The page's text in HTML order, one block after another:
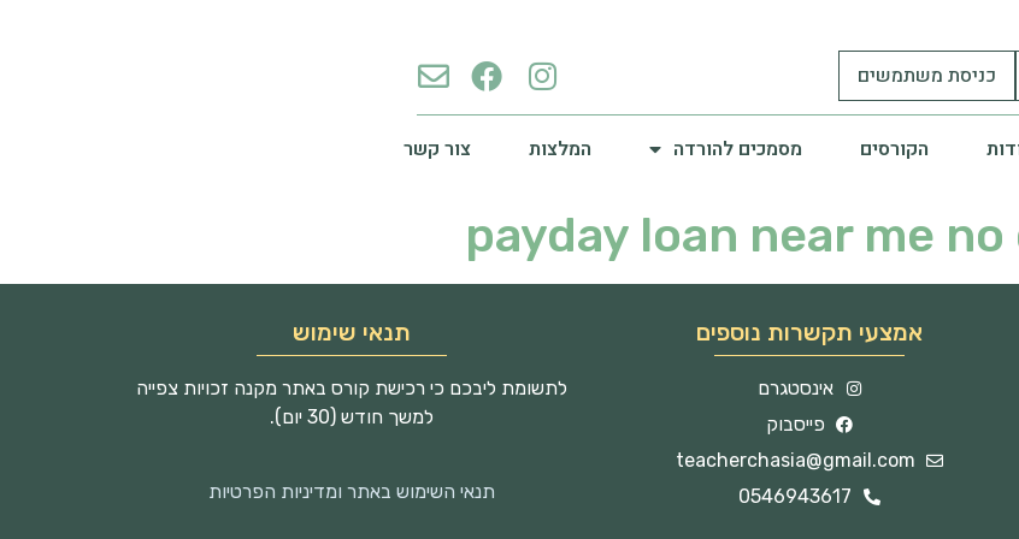
כניסת משתמשים
הקורסים מסמכים להורדה המלצות צור קשר
payday loan near me
אמצעי תקשרות נוספים
אינסטגרם
פייסבוק
teacherchasia@gmail.com
0546943617
תנאי שימוש
לתשומת ליבכם כי רכישת קורס באתר מקנה זכויות צפייה
למשך חודש (30 יום).
תנאי השימוש באתר ומדיניות הפרטיות